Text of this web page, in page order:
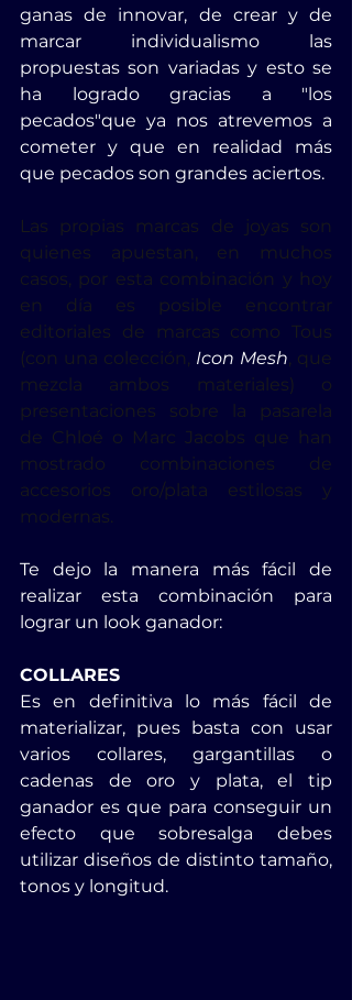
ganas de innovar, de crear y de
marcar individualismo las
propuestas son variadas y esto se
ha logrado gracias a "los
pecados"que ya nos atrevemos a
cometer y que en realidad más
que pecados son grandes aciertos.
Las propias marcas de joyas son
quienes apuestan, en muchos
casos, por esta combinación y hoy
en día es posible encontrar
editoriales de marcas como Tous
(con una colección,
Icon Mesh , que
mezcla ambos materiales) o
presentaciones sobre la pasarela
de Chloé o Marc Jacobs que han
mostrado combinaciones de
accesorios oro/plata estilosas y
modernas.
Te dejo la manera más fácil de
realizar esta combinación para
lograr un look ganador:
COLLARES
Es en definitiva lo más fácil de
materializar, pues basta con usar
varios collares, gargantillas o
cadenas de oro y plata, el tip
ganador es que para conseguir un
efecto que sobresalga debes
utilizar diseños de distinto tamaño,
tonos y longitud.